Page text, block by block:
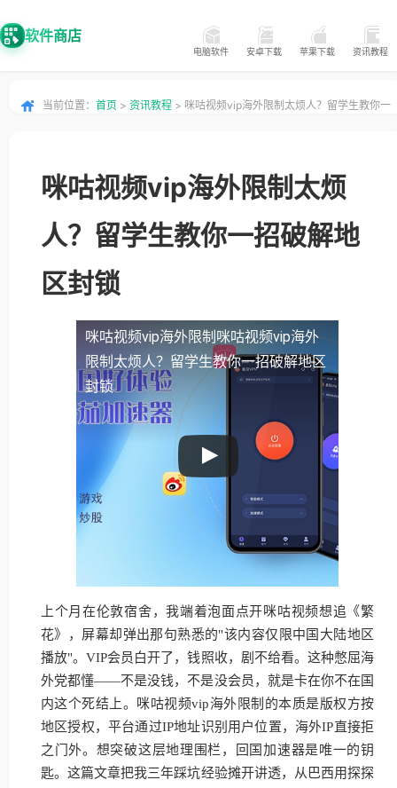
软件商店
电脑软件 安卓下载 苹果下载 资讯教程
当前位置： 首页 > 资讯教程 > 咪咕视频vip海外限制太烦人？留学生教你一
咪咕视频vip海外限制太烦
人？留学生教你一招破解地
区封锁
咪咕视频vip海外限制 咪咕视频vip海外
限制太烦人？留学生教你一招破解地区
封锁
上个月在伦敦宿舍，我端着泡面点开咪咕视频想追《繁
花》，屏幕却弹出那句熟悉的"该内容仅限中国大陆地区
播放"。VIP会员白开了，钱照收，剧不给看。这种憋屈海
外党都懂——不是没钱，不是没会员，就是卡在你不在国
内这个死结上。咪咕视频vip海外限制的本质是版权方按
地区授权，平台通过IP地址识别用户位置，海外IP直接拒
之门外。想突破这层地理围栏，回国加速器是唯一的钥
匙。这篇文章把我三年踩坑经验摊开讲透，从巴西用探探